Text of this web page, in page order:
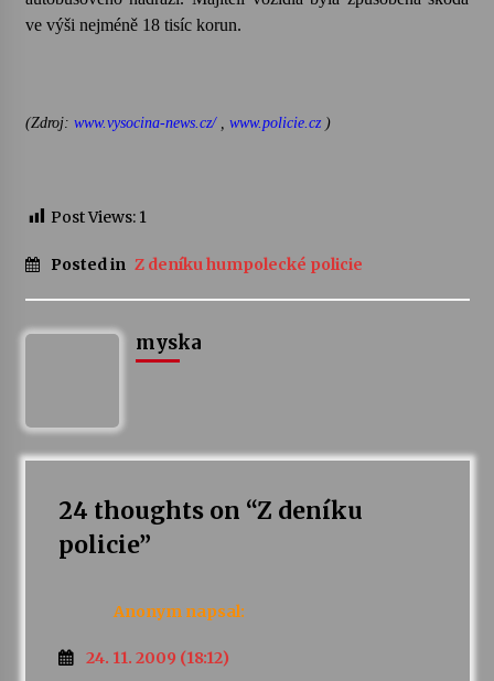
Za kulturou kousek za Humpolec. V Želivě ožije
Varhanní recitál Michala Novenka v Klášteře
ve výši nejméně 18 tisíc korun.
(Zdroj: www.vysocina-news.cz/, www.policie.cz)
Post Views: 1
Posted in Z deníku humpolecké policie
myska
24 thoughts on “Z deníku
policie”
Anonym napsal:
24. 11. 2009 (18:12)